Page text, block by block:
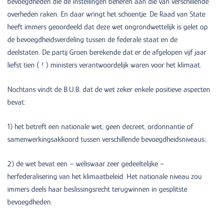
overheden raken. En daar wringt het schoentje. De Raad van State
heeft immers geoordeeld dat deze wet ongrondwettelijk is gelet op
de bevoegdheidsverdeling tussen de federale staat en de
deelstaten. De partij Groen berekende dat er de afgelopen vijf jaar
liefst tien ( ! ) ministers verantwoordelijk waren voor het klimaat.
Nochtans vindt de B.U.B. dat de wet zeker enkele positieve aspecten
bevat:
1) het betreft een nationale wet, geen decreet, ordonnantie of
samenwerkingsakkoord tussen verschillende bevoegdheidsniveaus;
2) de wet bevat een – weliswaar zeer gedeeltelijke –
herfederalisering van het klimaatbeleid. Het nationale niveau zou
immers deels haar beslissingsrecht terugwinnen in gesplitste
bevoegdheden.